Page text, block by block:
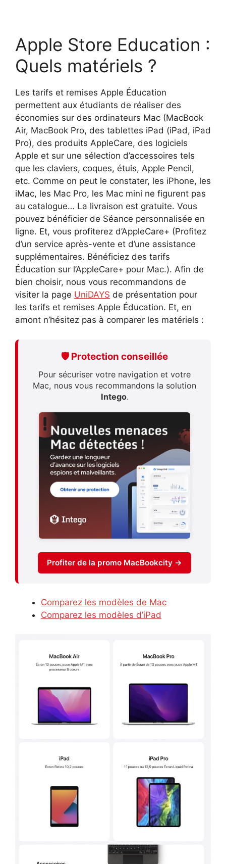
Apple Store Education :
Quels matériels ?
Les tarifs et remises Apple Éducation
permettent aux étudiants de réaliser des
économies sur des ordinateurs Mac (MacBook
Air, MacBook Pro, des tablettes iPad (iPad, iPad
Pro), des produits AppleCare, des logiciels
Apple et sur une sélection d’accessoires tels
que les claviers, coques, étuis, Apple Pencil,
etc. Comme on peut le constater, les iPhone, les
iMac, les Mac Pro, les Mac mini ne figurent pas
au catalogue… La livraison est gratuite. Vous
pouvez bénéficier de Séance personnalisée en
ligne. Et, vous profiterez d’AppleCare+ (Profitez
d’un service après-vente et d’une assistance
supplémentaires. Bénéficiez des tarifs
Éducation sur l’AppleCare+ pour Mac.). Afin de
bien choisir, nous vous recommandons de
visiter la page UniDAYS de présentation pour
les tarifs et remises Apple Éducation. Et, en
amont n’hésitez pas à comparer les matériels :
🛡️ Protection conseillée
Pour sécuriser votre navigation et votre
Mac, nous vous recommandons la solution
Intego.
Profiter de la promo MacBookcity →
Comparez les modèles de Mac
Comparez les modèles d’iPad